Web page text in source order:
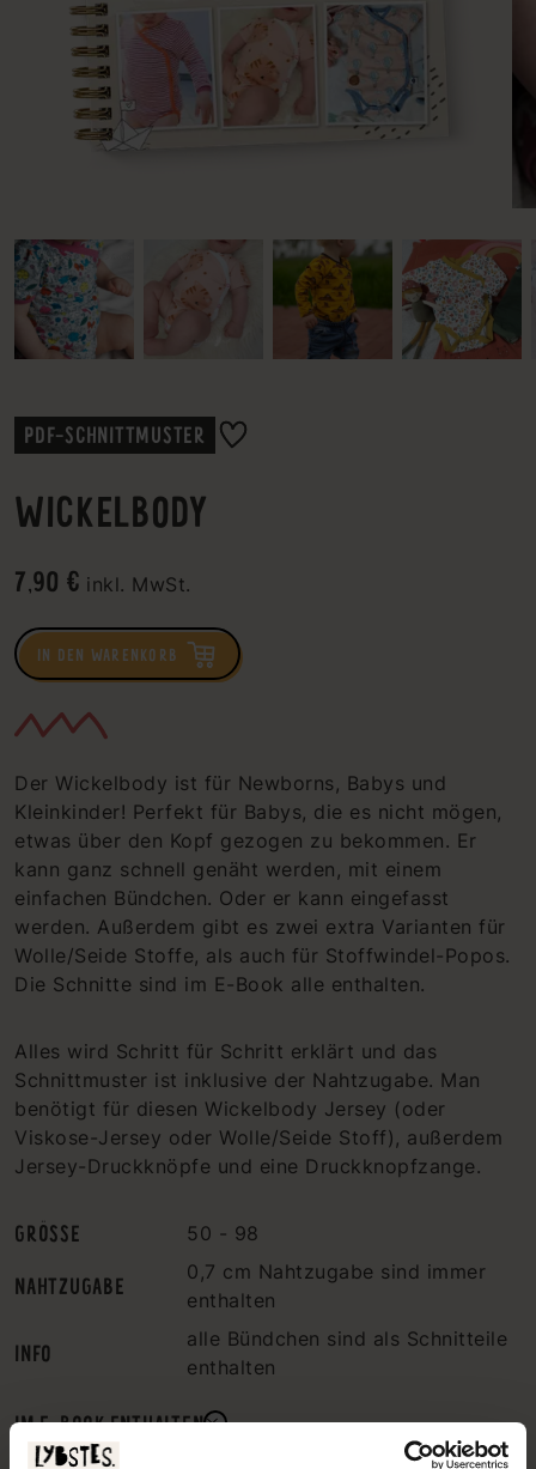
PDF-SCHNITTMUSTER
WICKELBODY
7,90 € inkl. MwSt.
IN DEN WARENKORB
Der Wickelbody ist für Newborns, Babys und
Kleinkinder! Perfekt für Babys, die es nicht mögen,
etwas über den Kopf gezogen zu bekommen. Er
kann ganz schnell genäht werden, mit einem
einfachen Bündchen. Oder er kann eingefasst
werden. Außerdem gibt es zwei extra Varianten für
Wolle/Seide Stoffe, als auch für Stoffwindel-Popos.
Die Schnitte sind im E-Book alle enthalten.
Alles wird Schritt für Schritt erklärt und das
Schnittmuster ist inklusive der Nahtzugabe. Man
benötigt für diesen Wickelbody Jersey (oder
Viskose-Jersey oder Wolle/Seide Stoff), außerdem
Jersey-Druckknöpfe und eine Druckknopfzange.
GRÖSSE 50 - 98
NAHTZUGABE
0,7 cm Nahtzugabe sind immer
enthalten
INFO
alle Bündchen sind als Schnitteile
enthalten
IM E-BOOK ENTHALTEN
STOFFVERBRAUCH & MATERIAL